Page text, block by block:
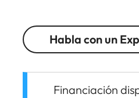
Habla con un
Financiación